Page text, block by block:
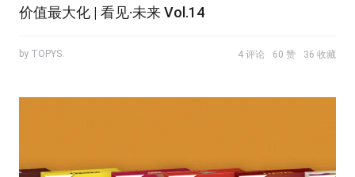
价值最大化 | 看见·未来 Vol.14
by TOPYS. 4 评论 60 赞 36 收藏